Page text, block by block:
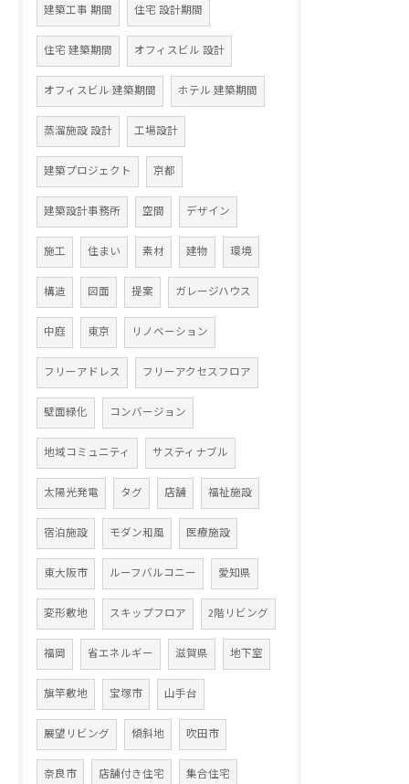
建築工事 期間 住宅 設計期間
住宅 建築期間 オフィスビル 設計
オフィスビル 建築期間 ホテル 建築期間
蒸溜施設 設計 工場設計
建築プロジェクト 京都
建築設計事務所 空間 デザイン
施工 住まい 素材 建物 環境
構造 図面 提案 ガレージハウス
中庭 東京 リノベーション
フリーアドレス フリーアクセスフロア
壁面緑化 コンバージョン
地域コミュニティ サスティナブル
太陽光発電 タグ 店舗 福祉施設
宿泊施設 モダン和風 医療施設
東大阪市 ルーフバルコニー 愛知県
変形敷地 スキップフロア 2階リビング
福岡 省エネルギー 滋賀県 地下室
旗竿敷地 宝塚市 山手台
展望リビング 傾斜地 吹田市
奈良市 店舗付き住宅 集合住宅